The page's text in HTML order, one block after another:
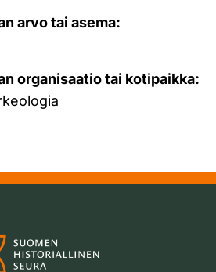
arvo tai asema:
organisaatio tai kotipaikka: